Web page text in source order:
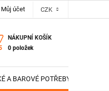
Můj účet CZK
NÁKUPNÍ KOŠÍK
0 položek
A BAROVÉ POTŘEBY